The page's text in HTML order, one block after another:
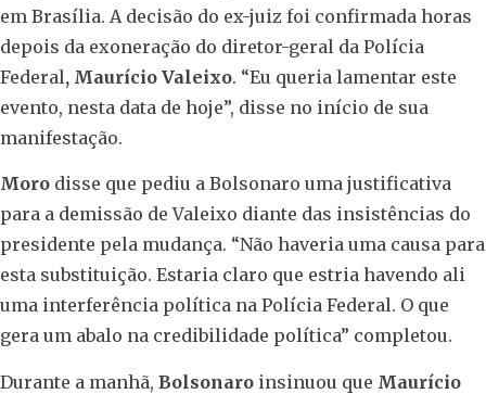
em Brasília. A decisão do ex-juiz foi confirmada horas
depois da exoneração do diretor-geral da Polícia
Federal, Maurício Valeixo. “Eu queria lamentar este
evento, nesta data de hoje”, disse no início de sua
manifestação.
Moro disse que pediu a Bolsonaro uma justificativa
para a demissão de Valeixo diante das insistências do
presidente pela mudança. “Não haveria uma causa para
esta substituição. Estaria claro que estria havendo ali
uma interferência política na Polícia Federal. O que
gera um abalo na credibilidade política” completou.
Durante a manhã, Bolsonaro insinuou que Maurício